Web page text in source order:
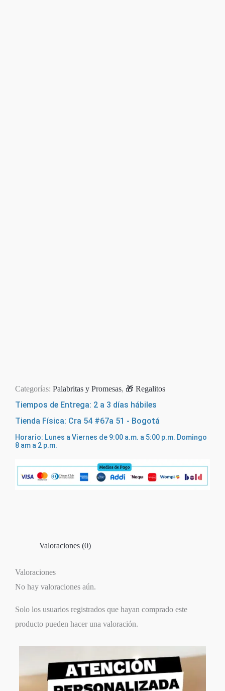
Categorías: Palabritas y Promesas, 🎁 Regalitos
Tiempos de Entrega: 2 a 3 días hábiles
Tienda Física: Cra 54 #67a 51 - Bogotá
Horario: Lunes a Viernes de 9:00 a.m. a 5:00 p.m. Domingo
8 am a 2 p.m.
Valoraciones (0)
Valoraciones
No hay valoraciones aún.
Solo los usuarios registrados que hayan comprado este
producto pueden hacer una valoración.